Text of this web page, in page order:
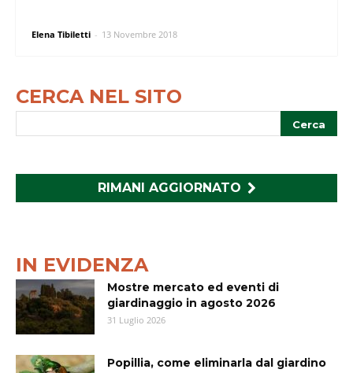
Elena Tibiletti - 13 Novembre 2018
CERCA NEL SITO
RIMANI AGGIORNATO
IN EVIDENZA
Mostre mercato ed eventi di
giardinaggio in agosto 2026
31 Luglio 2026
Popillia, come eliminarla dal giardino